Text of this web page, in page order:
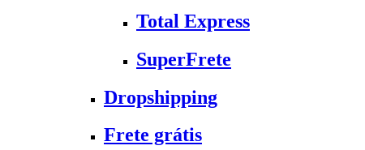
Total Express
SuperFrete
Dropshipping
Frete grátis